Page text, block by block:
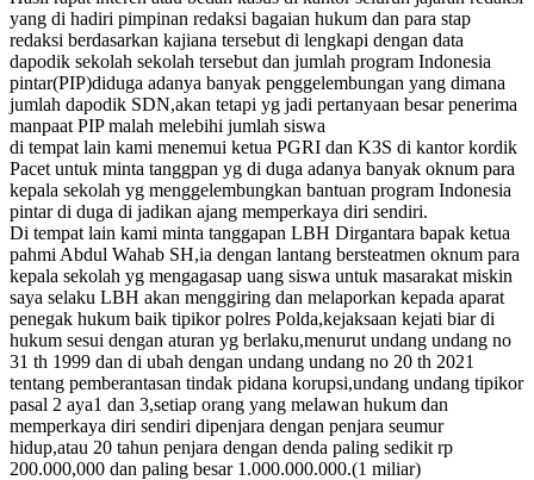
yang di hadiri pimpinan redaksi bagaian hukum dan para stap
redaksi berdasarkan kajiana tersebut di lengkapi dengan data
dapodik sekolah sekolah tersebut dan jumlah program Indonesia
pintar(PIP)diduga adanya banyak penggelembungan yang dimana
jumlah dapodik SDN,akan tetapi yg jadi pertanyaan besar penerima
manpaat PIP malah melebihi jumlah siswa
di tempat lain kami menemui ketua PGRI dan K3S di kantor kordik
Pacet untuk minta tanggpan yg di duga adanya banyak oknum para
kepala sekolah yg menggelembungkan bantuan program Indonesia
pintar di duga di jadikan ajang memperkaya diri sendiri.
Di tempat lain kami minta tanggapan LBH Dirgantara bapak ketua
pahmi Abdul Wahab SH,ia dengan lantang bersteatmen oknum para
kepala sekolah yg mengagasap uang siswa untuk masarakat miskin
saya selaku LBH akan menggiring dan melaporkan kepada aparat
penegak hukum baik tipikor polres Polda,kejaksaan kejati biar di
hukum sesui dengan aturan yg berlaku,menurut undang undang no
31 th 1999 dan di ubah dengan undang undang no 20 th 2021
tentang pemberantasan tindak pidana korupsi,undang undang tipikor
pasal 2 aya1 dan 3,setiap orang yang melawan hukum dan
memperkaya diri sendiri dipenjara dengan penjara seumur
hidup,atau 20 tahun penjara dengan denda paling sedikit rp
200.000,000 dan paling besar 1.000.000.000.(1 miliar)